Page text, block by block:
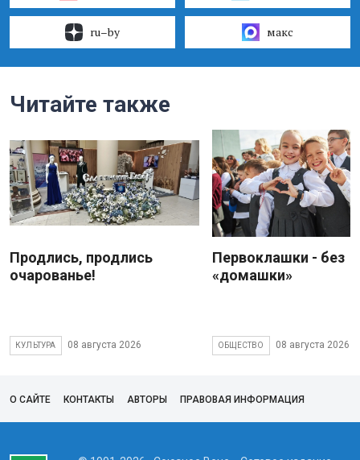
ru–by макс
Читайте также
Продлись, продлись
очарованье!
КУЛЬТУРА 08 августа 2026
Первоклашки - без
«домашки»
ОБЩЕСТВО 08 августа 2026
О САЙТЕ КОНТАКТЫ АВТОРЫ ПРАВОВАЯ ИНФОРМАЦИЯ